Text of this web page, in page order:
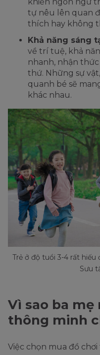
tự nêu lên quan
thích hay không
Khả năng sáng
về trí tuệ, khả
nhanh, nhận
thứ. Những sự
quanh bé sẽ
khác nhau.
Trẻ ở độ tuổi 3-4 rất hiếu
Sưu
Vì sao ba
thông minh
Việc chọn mua đồ